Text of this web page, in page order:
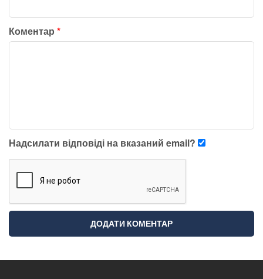
Коментар *
Надсилати відповіді на вказаний email?